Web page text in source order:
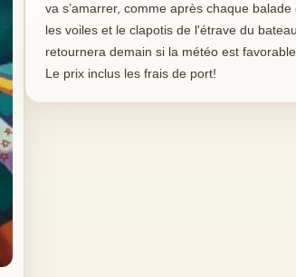
va s’amarrer, comme après chaque
les voiles et le clapotis de l'étrave du
retournera demain si la météo est
Le prix inclus les frais de port!